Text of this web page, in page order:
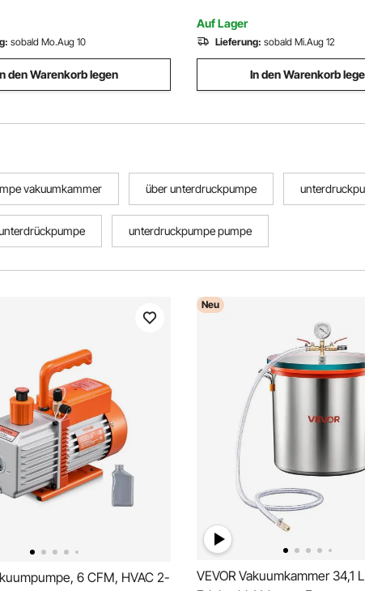
sobald Mo.Aug 10
den Warenkorb legen
Auf Lager
Lieferung: sobald Mi.Aug 12
In den Warenkorb
vakuumkammer über unterdruckpumpe
unterdruckpumpe pumpe
6 CFM, HVAC 2-
Neu
VEVOR Vakuumkammer 34,1